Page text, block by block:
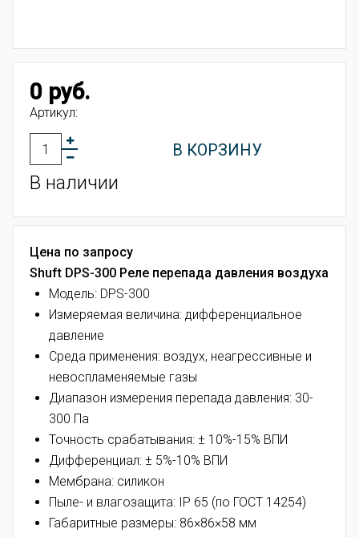
0 руб.
Артикул:
В КОРЗИНУ
В наличии
Цена по запросу
Shuft DPS-300 Реле перепада давления воздуха
Модель: DPS-300
Измеряемая величина: дифференциальное
давление
Среда применения: воздух, неагрессивные и
невоспламеняемые газы
Диапазон измерения перепада давления: 30-
300 Па
Точность срабатывания: ± 10%-15% ВПИ
Дифференциал: ± 5%-10% ВПИ
Мембрана: силикон
Пыле- и влагозащита: IP 65 (по ГОСТ 14254)
Габаритные размеры: 86×86×58 мм